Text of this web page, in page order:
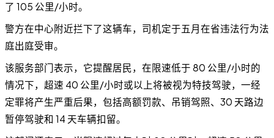
了 105 公里/小时。
警方在中心附近拦下了这辆车，司机定于五月在省违法行为法
庭出庭受审。
该服务部门表示，它提醒居民，在限速低于 80 公里/小时的
情况下，超速 40 公里/小时或以上将被视为特技驾驶，一经
定罪将产生严重后果，包括高额罚款、吊销驾照、30 天路边
暂停驾驶和 14 天车辆扣留。